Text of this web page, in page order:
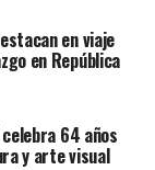
en viaje
en República
64 años
y arte visual